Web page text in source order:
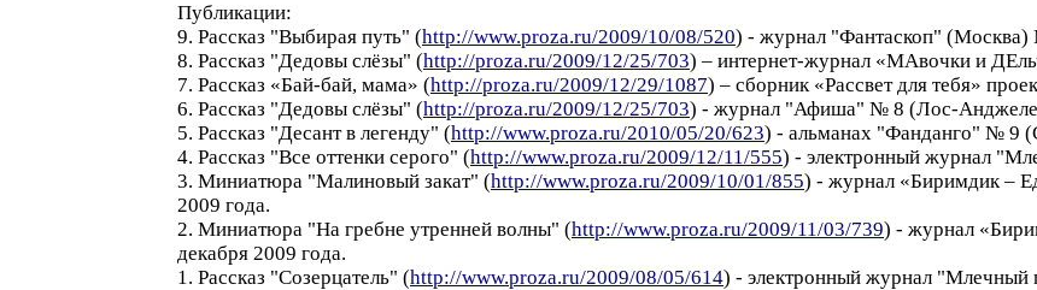
Публикации:
9. Рассказ "Выбирая путь" (http://www.proza.ru/2009/10/08/520) - журнал "Фантаскоп" (Москва)
8. Рассказ "Дедовы слёзы" (http://proza.ru/2009/12/25/703) – интернет-журнал «МАвочки и
7. Рассказ «Бай-бай, мама» (http://proza.ru/2009/12/29/1087) – сборник «Рассвет для тебя»
6. Рассказ "Дедовы слёзы" (http://proza.ru/2009/12/25/703) - журнал "Афиша" № 8 (Лос-
5. Рассказ "Десант в легенду" (http://www.proza.ru/2010/05/20/623) - альманах "Фанданго" № 9
4. Рассказ "Все оттенки серого" (http://www.proza.ru/2009/12/11/555) - электронный журнал
3. Миниатюра "Малиновый закат" (http://www.proza.ru/2009/10/01/855) - журнал «Биримдик –
2009 года.
2. Миниатюра "На гребне утренней волны" (http://www.proza.ru/2009/11/03/739) - журнал
декабря 2009 года.
1. Рассказ "Созерцатель" (http://www.proza.ru/2009/08/05/614) - электронный журнал "Млечный